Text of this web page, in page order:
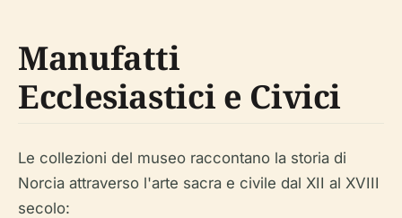
Manufatti
Ecclesiastici e Civici
Le collezioni del museo raccontano la storia di
Norcia attraverso l'arte sacra e civile dal XII al XVIII
secolo: